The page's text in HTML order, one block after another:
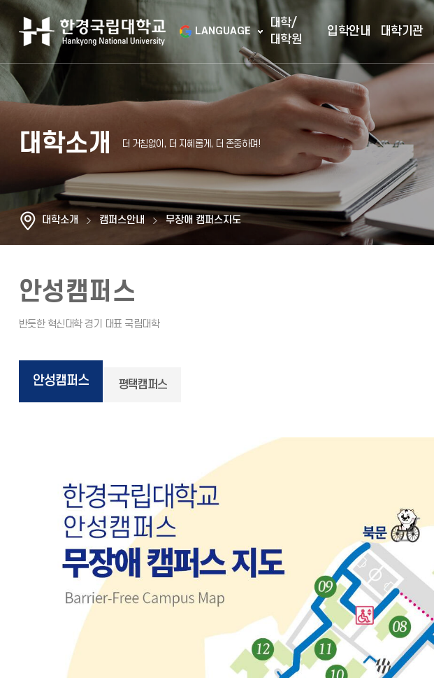
LANGUAGE
대학/
대학원
입학안내 대학기관
대학소개
대학소개 캠퍼스안내 무장애 캠퍼스지도
안성캠퍼스
안성캠퍼스 평택캠퍼스